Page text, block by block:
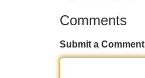
Comments
Submit a Comment